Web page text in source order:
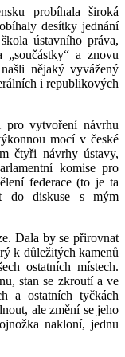
probíhala široká
desítky jednání
ústavního práva,
a znovu
nějaký vyvážený
i republikových
pro vytvoření návrhu
mocí v české
čtyři návrhy ústavy,
komise pro
federace (to je ta
do diskuse s mým
Dala by se přirovnat
k důležitých kamenů
ostatních místech.
stan se zkroutí a ve
a ostatních tyčkách
ale změní se jeho
nakloní, jednu